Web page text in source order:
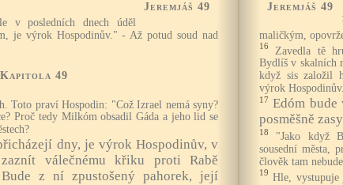
Jeremjáš 49
v posledních dnech úděl
je výrok Hospodinův." - Až potud soud nad
49
Toto praví Hospodin: "Což Izrael nemá syny?
Proč tedy Milkóm obsadil Gáda a jeho lid se
dny, je výrok Hospodinův, v
válečnému křiku proti Rabě
z ní zpustošený pahorek, její
Jeremjáš 49
maličkým,
16
Zavedla tě
Bydlíš v skalních
když sis založil
výrok
17 Edóm
posměšně
18
"Jako když
sousední města,
člověk tam
19 Hle, vystupuje